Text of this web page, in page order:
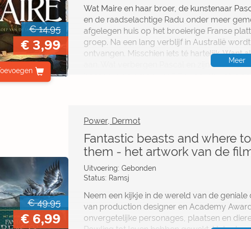
€ 14,95
€ 3,99
Toevoegen
Wat Maire en haar broer, de kunstenaar
en de raadselachtige Radu onder meer
afgelegen huis op het broeierige Franse
groep. Na een lang verblijf in Australië
ontvangen. Misschien iets té hartelijk. Want
aan. Wat verbergen Pascal en zijn
weerwolfvampiers zich voor de gewone
daar hebben ze goede redenen voor.
Meer
€ 49,95
€ 6,99
Power, Dermot
Fantastic beasts and where
them - het artwork van de
Uitvoering: Gebonden
Status: Ramsj
Neem een kijkje in de wereld van de
van production designer en Academy
onvergetelijke personages, plaatsen en